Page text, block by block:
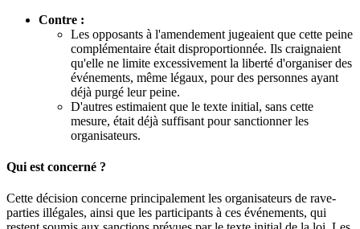
Contre :
Les opposants à l'amendement jugeaient que cette peine
complémentaire était disproportionnée. Ils craignaient
qu'elle ne limite excessivement la liberté d'organiser des
événements, même légaux, pour des personnes ayant
déjà purgé leur peine.
D'autres estimaient que le texte initial, sans cette
mesure, était déjà suffisant pour sanctionner les
organisateurs.
Qui est concerné ?
Cette décision concerne principalement les organisateurs de rave-
parties illégales, ainsi que les participants à ces événements, qui